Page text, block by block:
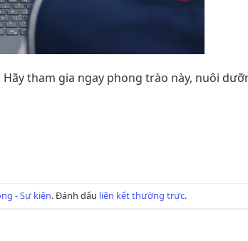
tham gia ngay phong trào này, nuôi
- Sự kiện. Đánh dấu liên kết thường trực.